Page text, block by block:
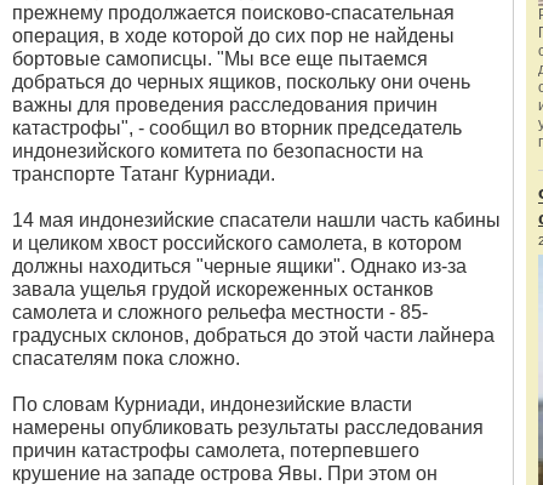
прежнему продолжается поисково-спасательная
операция, в ходе которой до сих пор не найдены
бортовые самописцы. "Мы все еще пытаемся
добраться до черных ящиков, поскольку они очень
важны для проведения расследования причин
катастрофы", - сообщил во вторник председатель
индонезийского комитета по безопасности на
транспорте Татанг Курниади.
14 мая индонезийские спасатели нашли часть кабины
и целиком хвост российского самолета, в котором
должны находиться "черные ящики". Однако из-за
завала ущелья грудой искореженных останков
самолета и сложного рельефа местности - 85-
градусных склонов, добраться до этой части лайнера
спасателям пока сложно.
По словам Курниади, индонезийские власти
намерены опубликовать результаты расследования
причин катастрофы самолета, потерпевшего
крушение на западе острова Явы. При этом он